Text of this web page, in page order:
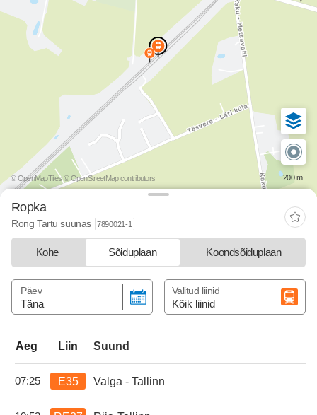
© OpenMapTiles © OpenStreetMap contributors 200 m
Ropka
Rong Tartu suunas 7890021-1
Kohe Sõiduplaan Koondsõiduplaan
Päev
Täna
Valitud liinid
Kõik liinid
Aeg Liin Suund
07:25
kell 07:25.
E35 Valga - Tallinn